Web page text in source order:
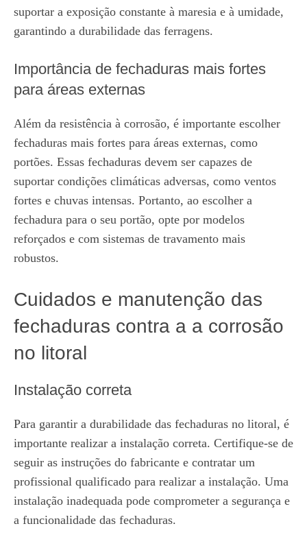
suportar a exposição constante à maresia e à umidade,
garantindo a durabilidade das ferragens.
Importância de fechaduras mais fortes
para áreas externas
Além da resistência à corrosão, é importante escolher
fechaduras mais fortes para áreas externas, como
portões. Essas fechaduras devem ser capazes de
suportar condições climáticas adversas, como ventos
fortes e chuvas intensas. Portanto, ao escolher a
fechadura para o seu portão, opte por modelos
reforçados e com sistemas de travamento mais
robustos.
Cuidados e manutenção das
fechaduras contra a a corrosão
no litoral
Instalação correta
Para garantir a durabilidade das fechaduras no litoral, é
importante realizar a instalação correta. Certifique-se de
seguir as instruções do fabricante e contratar um
profissional qualificado para realizar a instalação. Uma
instalação inadequada pode comprometer a segurança e
a funcionalidade das fechaduras.